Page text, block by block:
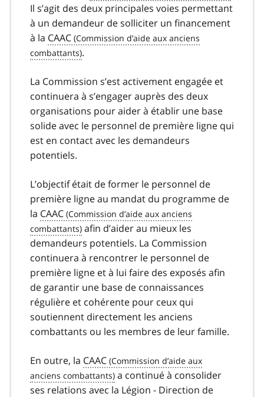
Il s’agit des deux principales voies permettant
à un demandeur de solliciter un financement
à la CAAC
.
La Commission s’est activement engagée et
continuera à s’engager auprès des deux
organisations pour aider à établir une base
solide avec le personnel de première ligne qui
est en contact avec les demandeurs
potentiels.
L’objectif était de former le personnel de
première ligne au mandat du programme de
la CAAC
afin d’aider au mieux les
demandeurs potentiels. La Commission
continuera à rencontrer le personnel de
première ligne et à lui faire des exposés afin
de garantir une base de connaissances
régulière et cohérente pour ceux qui
soutiennent directement les anciens
combattants ou les membres de leur famille.
En outre, la CAAC
a continué à consolider
ses relations avec la Légion - Direction de